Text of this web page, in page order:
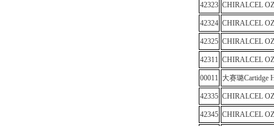
42323 CHIRALCEL
42324 CHIRALCEL
42325 CHIRALCEL
42311 CHIRALCEL
00011 大赛璐Cartidge
42335 CHIRALCEL
42345 CHIRALCEL